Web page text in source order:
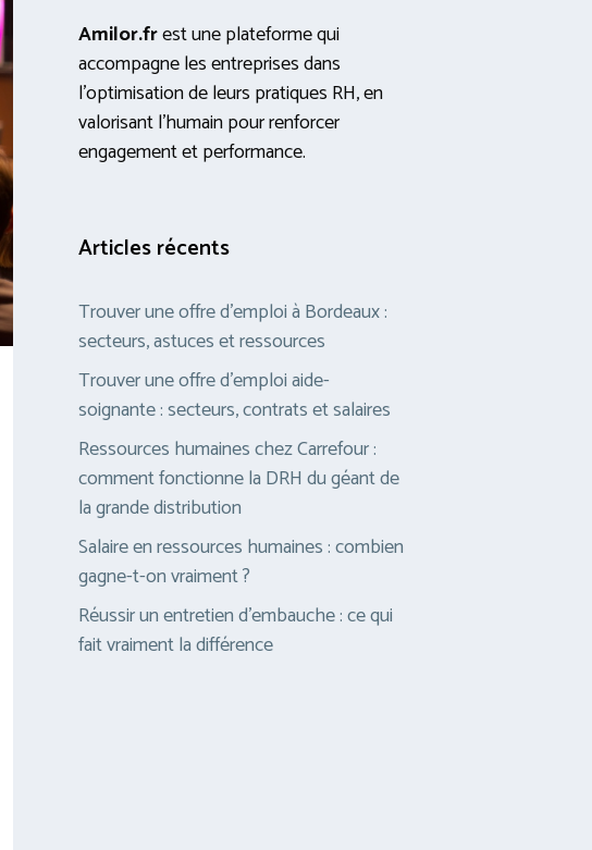
Amilor.frest une plateforme qui
accompagne les entreprises dans
l’optimisation de leurs pratiques RH, en
valorisant l’humain pour renforcer
engagement et performance.
Articles récents
Trouver une offre d’emploi à Bordeaux :
secteurs, astuces et ressources
Trouver une offre d’emploi aide-
soignante : secteurs, contrats et salaires
Ressources humaines chez Carrefour :
comment fonctionne la DRH du géant de
la grande distribution
Salaire en ressources humaines : combien
gagne-t-on vraiment ?
Réussir un entretien d’embauche : ce qui
fait vraiment la différence